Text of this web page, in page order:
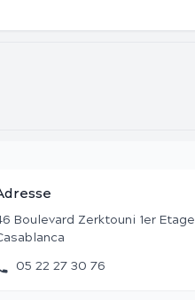
Boulevard Zerktouni 1er Etage
05 22 27 30 76